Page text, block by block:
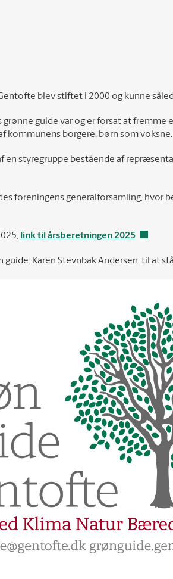
blev stiftet i 2000 og kunne
guide var og er forsat at
kommunens borgere, børn som voksne.
en styregruppe bestående af
foreningens generalforsamling, hvor
link til årsberetningen 2025
guide. Karen Stevnbak Andersen, til at